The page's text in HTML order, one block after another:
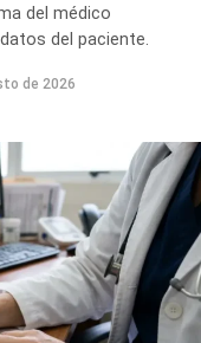
adheridos.
es sencillo: se
ícono QR, se
Tuya
pueden habilitarla
vía
o por WhatsApp
del médico
del paciente.
de 2026